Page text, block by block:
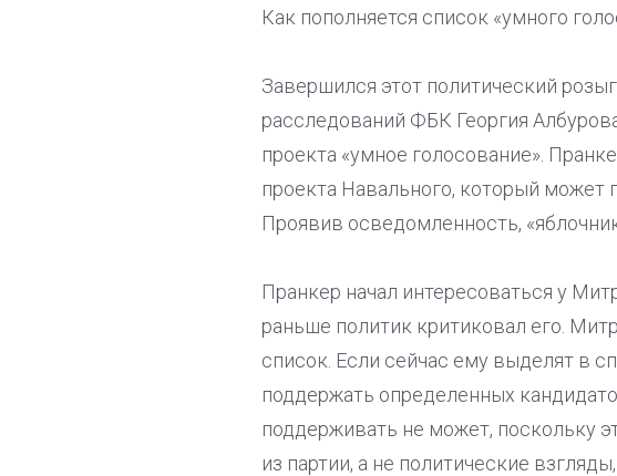
Как пополняется список «умного
Завершился этот политический
расследований ФБК Георгия
проекта «умное голосование».
проекта Навального, который
Проявив осведомленность,
Пранкер начал интересоваться у
раньше политик критиковал его.
список. Если сейчас ему выделят в
поддержать определенных
поддерживать не может, поскольку
из партии, а не политические